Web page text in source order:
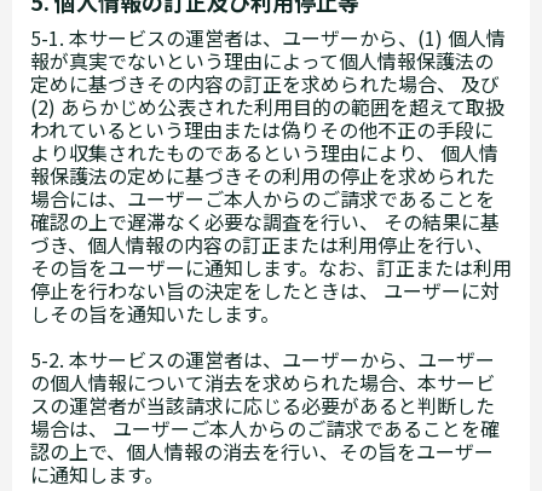
5-1. 本サービスの運営者は、ユーザーから、(1) 個人情
報が真実でないという理由によって個人情報保護法の
定めに基づきその内容の訂正を求められた場合、 及び
(2) あらかじめ公表された利用目的の範囲を超えて取扱
われているという理由または偽りその他不正の手段に
より収集されたものであるという理由により、 個人情
報保護法の定めに基づきその利用の停止を求められた
場合には、ユーザーご本人からのご請求であることを
確認の上で遅滞なく必要な調査を行い、 その結果に基
づき、個人情報の内容の訂正または利用停止を行い、
その旨をユーザーに通知します。なお、訂正または利用
停止を行わない旨の決定をしたときは、 ユーザーに対
しその旨を通知いたします。
5-2. 本サービスの運営者は、ユーザーから、ユーザー
の個人情報について消去を求められた場合、本サービ
スの運営者が当該請求に応じる必要があると判断した
場合は、 ユーザーご本人からのご請求であることを確
認の上で、個人情報の消去を行い、その旨をユーザー
に通知します。